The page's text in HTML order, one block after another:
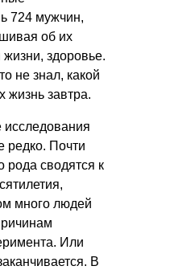
724 мужчин,
об их
здоровье.
не знал, какой
жизнь завтра.
редко. Почти
рода сводятся к
много людей
Или
В